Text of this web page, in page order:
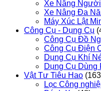
Xe Nâng Người
Xe Nâng Đa
Máy Xúc Lật
Công Cụ - Dụng Cụ
Công Cụ Đồ
Công Cụ Điện
Dụng Cụ Khí
Dụng Cụ Dùng
Vật Tư Tiêu Hao
Lọc Công